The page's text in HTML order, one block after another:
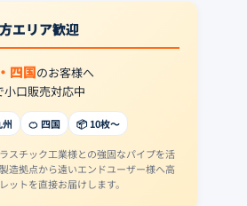
エリア歓迎
四国のお客様へ
小口販売対応中
🍊 四国 📦 10枚〜
スチック工業様との強固なパイプを活
造拠点から遠いエンドユーザー様へ高
ットを直接お届けします。